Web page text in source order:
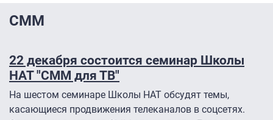
СММ
22 декабря состоится семинар Школы
НАТ "СММ для ТВ"
На шестом семинаре Школы НАТ обсудят темы,
касающиеся продвижения телеканалов в соцсетях.